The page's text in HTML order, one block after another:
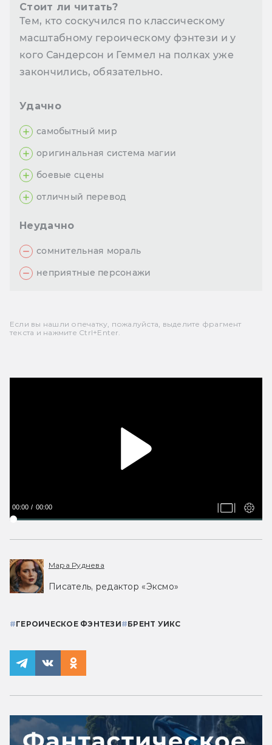
Стоит ли читать?
Тем, кто соскучился по классическому
масштабному героическому фэнтези и у
кого Сандерсон и Геммел на полках уже
закончились, обязательно.
Удачно
самобытный мир
оригинальная система магии
боевые сцены
отличный перевод
Неудачно
сомнительная мораль
неприятные персонажи
Если вы нашли опечатку, пожалуйста, выделите фрагмент
текста и нажмите Ctrl+Enter.
00:00 00:00
Мара Руднева
Писатель, редактор «Эксмо»
#ГЕРОИЧЕСКОЕ ФЭНТЕЗИ#БРЕНТ УИКС